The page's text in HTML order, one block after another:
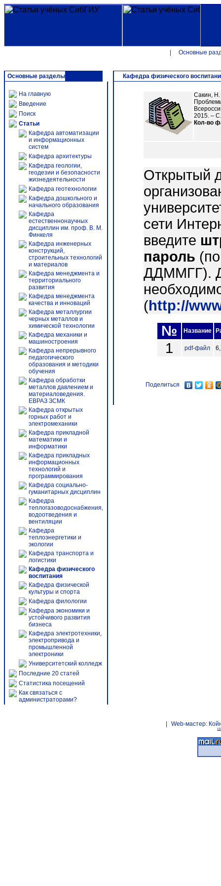
Основные
Основные разделы
На главную
Введение
Поиск
Статьи
Кафедра автоматизации
и информационных
систем
Кафедра архитектуры
Кафедра геологии,
геодезии и безопасности
жизнедеятельности
Кафедра геотехнологии
Кафедра дошкольного и
начального образования
Кафедра
естественнонаучных
дисциплин им. проф. В. М.
Финкеля
Кафедра инженерных
конструкций,
строительных технологий
и материалов
Кафедра менеджмента и
территориального
развития
Кафедра менеджмента
качества и инноваций
Кафедра металлургии
черных металлов и
химической технологии
Кафедра механики и
машиностроения
Кафедра непрерывного
педагогического
образования и методики
обучения
Кафедра обработки
металлов давлением и
материаловедения.
ЕВРАЗ ЗСМК
Кафедра открытых
горных работ и
электромеханики
Кафедра прикладной
математики и
информатики
Кафедра прикладных
информационных
технологий и
программирования
Кафедра социально-
гуманитарных дисциплин
Кафедра
теплогазоводоснабжения,
водоотведения и
вентиляции
Кафедра
теплоэнергетики и
экологии
Кафедра транспорта и
логистики
Кафедра физического
воспитания
Кафедра физической
культуры и спорта
Кафедра филологии
Кафедра экономики и
устойчивого развития
бизнеса
Кафедра электротехники,
электропривода и
промышленной
электроники
Университетский колледж
Последние 20 статей
Статистика посещений
Как связаться с
администраторами?
Кафедра физического
Сакин, Н.
2015. –
Кол-во
Открытый
сети
введите
пароль
ДДММГГ).
(http://
№
Название
1 pdf-файл
Поделиться
Web-мастер: